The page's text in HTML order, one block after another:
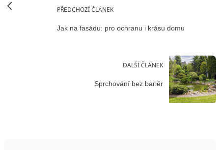
PŘEDCHOZÍ ČLÁNEK
Jak na fasádu: pro ochranu i krásu domu
DALŠÍ ČLÁNEK
Sprchování bez bariér